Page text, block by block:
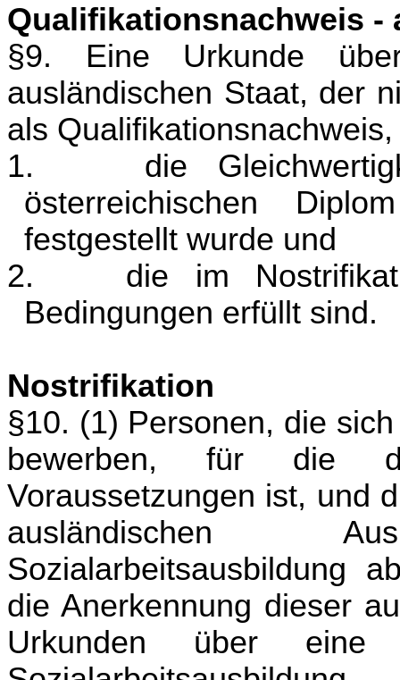
Qualifikationsnachweis -
§9. Eine Urkunde
ausländischen Staat, der
als
1.
die
österreichischen
festgestellt wurde und
2.
die im
Bedingungen erfüllt sind.
Nostrifikation
§10. (1) Personen, die
bewerben, für die
Voraussetzungen ist, und
ausländischen
Sozialarbeitsausbildung
die Anerkennung dieser
Urkunden über eine